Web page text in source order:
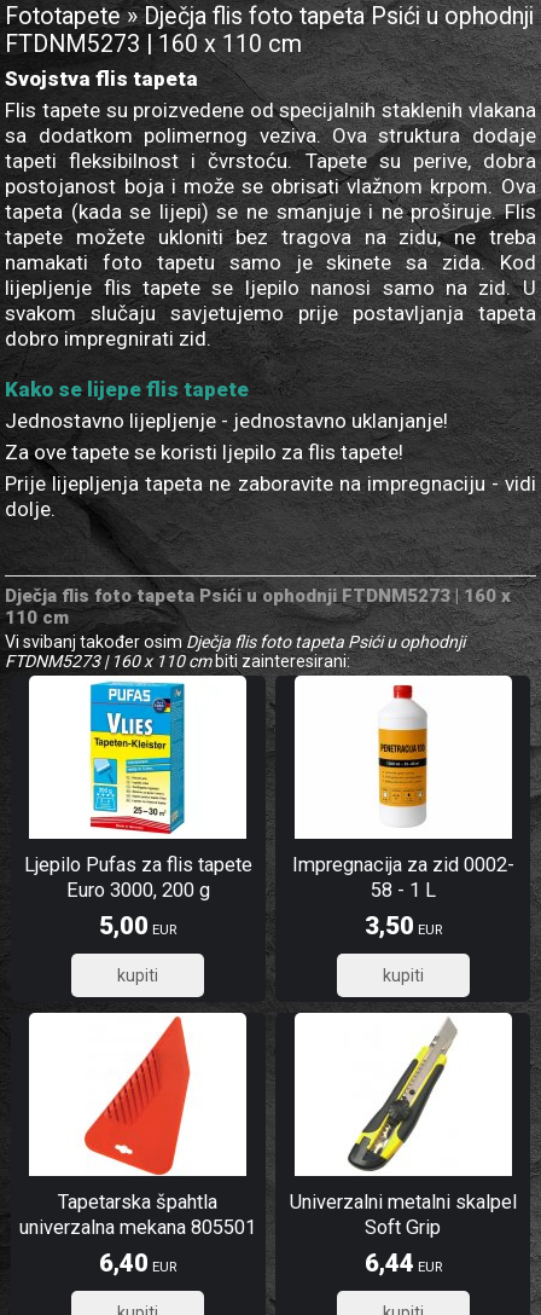
Fototapete » Dječja flis foto tapeta Psići u ophodnji
FTDNM5273 | 160 x 110 cm
Svojstva flis tapeta
Flis tapete su proizvedene od specijalnih staklenih vlakana
sa dodatkom polimernog veziva. Ova struktura dodaje
tapeti fleksibilnost i čvrstoću. Tapete su perive, dobra
postojanost boja i može se obrisati vlažnom krpom. Ova
tapeta (kada se lijepi) se ne smanjuje i ne proširuje. Flis
tapete možete ukloniti bez tragova na zidu, ne treba
namakati foto tapetu samo je skinete sa zida. Kod
lijepljenje flis tapete se ljepilo nanosi samo na zid. U
svakom slučaju savjetujemo prije postavljanja tapeta
dobro impregnirati zid.
Kako se lijepe flis tapete
Jednostavno lijepljenje - jednostavno uklanjanje!
Za ove tapete se koristi ljepilo za flis tapete!
Prije lijepljenja tapeta ne zaboravite na impregnaciju - vidi
dolje.
Dječja flis foto tapeta Psići u ophodnji FTDNM5273 | 160 x
110 cm
Vi svibanj također osim Dječja flis foto tapeta Psići u ophodnji
FTDNM5273 | 160 x 110 cmbiti zainteresirani:
Ljepilo Pufas za flis tapete
Euro 3000, 200 g
5,00 EUR
4,00
Impregnacija za zid 0002-
58 - 1 L
3,50 EUR
2,80
Tapetarska špahtla
univerzalna mekana 805501
6,40 EUR
Univerzalni metalni skalpel
Soft Grip
6,44 EUR